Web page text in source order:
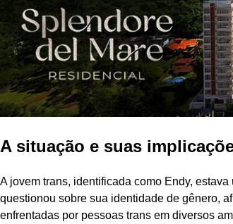
A situação e suas
A jovem trans, identificada como Endy,
questionou sobre sua identidade de gênero,
enfrentadas por pessoas trans em diversos